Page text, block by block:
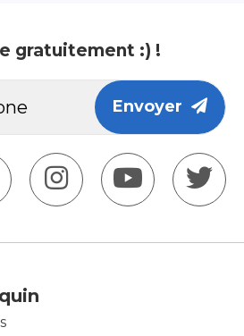
gratuitement :) !
Envoyer